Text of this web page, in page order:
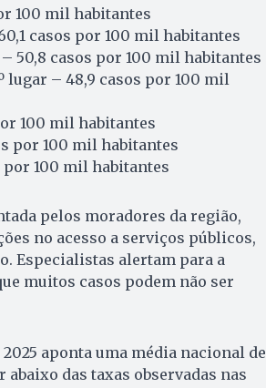
100 mil habitantes
casos por 100 mil habitantes
50,8 casos por 100 mil habitantes
lugar – 48,9 casos por 100 mil
100 mil habitantes
por 100 mil habitantes
por 100 mil habitantes
pelos moradores da região,
no acesso a serviços públicos,
Especialistas alertam para a
muitos casos podem não ser
aponta uma média nacional de
das taxas observadas nas